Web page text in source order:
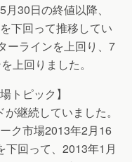
30日の終値以降、
下回って推移してい
ーラインを上回り、7
上回りました。
トピック】
継続していました。
ク市場2013年2月16
下回って、2013年1月